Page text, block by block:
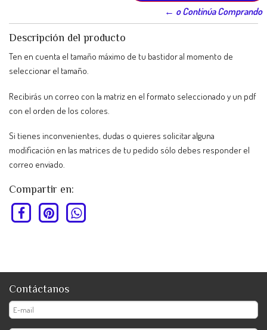
← o Continúa Comprando
Descripción del producto
Ten en cuenta el tamaño máximo de tu bastidor al momento de
seleccionar el tamaño.
Recibirás un correo con la matriz en el formato seleccionado y un pdf
con el orden de los colores.
Si tienes inconvenientes, dudas o quieres solicitar alguna
modificación en las matrices de tu pedido sólo debes responder el
correo enviado.
Compartir en:
Contáctanos